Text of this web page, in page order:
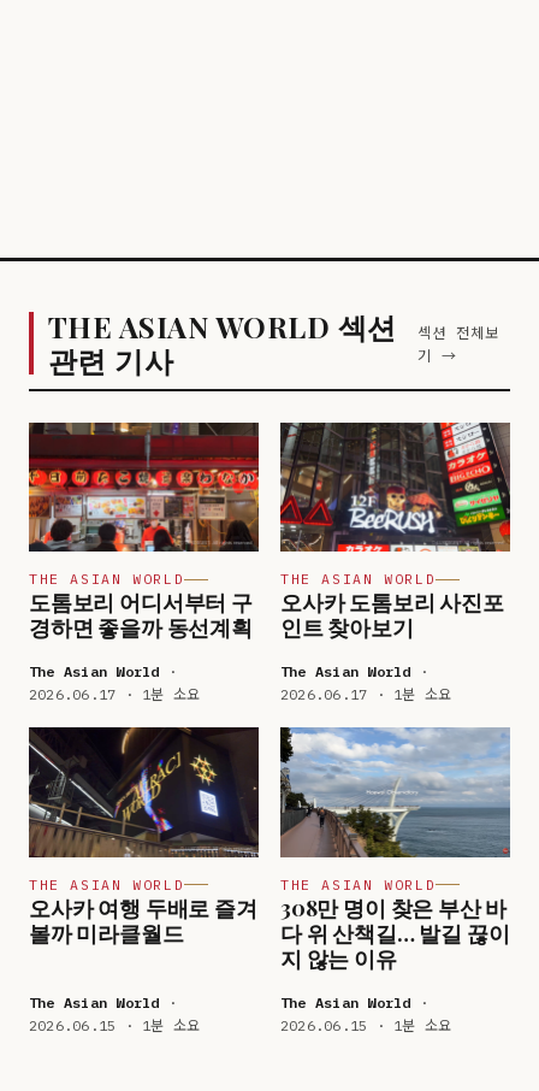
THE ASIAN WORLD 섹션
관련 기사
섹션 전체보
기 →
THE ASIAN WORLD
도톰보리 어디서부터 구
경하면 좋을까 동선계획
The Asian World ·
2026.06.17 · 1분 소요
THE ASIAN WORLD
오사카 도톰보리 사진포
인트 찾아보기
The Asian World ·
2026.06.17 · 1분 소요
THE ASIAN WORLD
오사카 여행 두배로 즐겨
볼까 미라클월드
The Asian World ·
2026.06.15 · 1분 소요
THE ASIAN WORLD
308만 명이 찾은 부산 바
다 위 산책길… 발길 끊이
지 않는 이유
The Asian World ·
2026.06.15 · 1분 소요